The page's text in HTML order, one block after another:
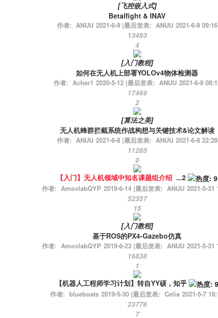
[飞控嵌入式]
Betalfight & INAV
作者: ANUU 2021-6-9 |最后发表: ANUU 2021-6-9 09:16
13493
4
[入门教程]
如何在无人机上部署YOLOv4物体检测器
作者: Acher1 2020-5-12 |最后发表: ANUU 2021-6-9
17469
2
[算法之美]
无人机蜂群拦截系统作战构想与关键技术&论文解读
作者: ANUU 2021-6-8 |最后发表: ANUU 2021-6-8 22:28
11285
0
【入门】无人机领域中知名课题组介绍 ...2
作者: AmovlabQYP 2019-6-14 |最后发表: ANUU 2021-5-31
52357
15
[入门教程]
基于ROS的PX4-Gazebo仿真
作者: AmovlabQYP 2019-6-23 |最后发表: ANUU 2021-5-31
16838
1
【机器人工程师学习计划】转自YY硕，知乎
作者: blueboats 2019-5-30 |最后发表: Celia 2021-5-7
23776
7